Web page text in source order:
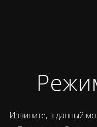
Извините, в данный